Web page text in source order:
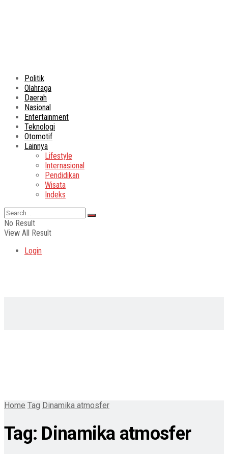
Politik
Olahraga
Daerah
Nasional
Entertainment
Teknologi
Otomotif
Lainnya
Lifestyle
Internasional
Pendidikan
Wisata
Indeks
No Result
View All Result
Login
Home Tag Dinamika atmosfer
Tag: Dinamika atmosfer